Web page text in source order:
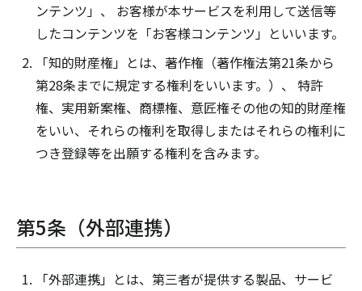
ンテンツ」、 お客様が本サービスを利用して送信等
したコンテンツを「お客様コンテンツ」といいます。
「知的財産権」とは、著作権（著作権法第21条から
第28条までに規定する権利をいいます。）、 特許
権、実用新案権、商標権、意匠権その他の知的財産権
をいい、それらの権利を取得しまたはそれらの権利に
つき登録等を出願する権利を含みます。
第5条（外部連携）
「外部連携」とは、第三者が提供する製品、サービ